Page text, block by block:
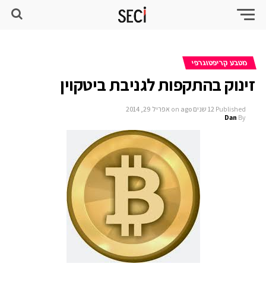
מטבע קריפטוגרפי
זינוק בהתקפות לגניבת ביטקוין
Published 12 שנים ago on אפריל 29, 2014
By
Dan